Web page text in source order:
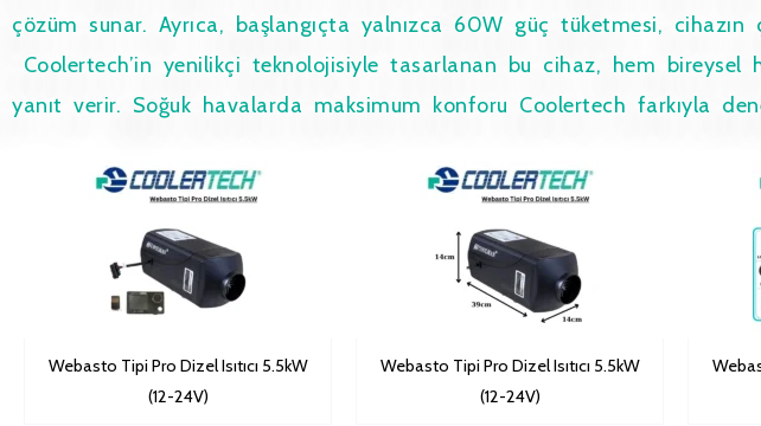
çözüm sunar. Ayrıca, başlangıçta yalnızca 60W güç tüketmesi, cihazın
Coolertech’in yenilikçi teknolojisiyle tasarlanan bu cihaz, hem bireysel
yanıt verir. Soğuk havalarda maksimum konforu Coolertech farkıyla
Webasto Tipi Pro Dizel Isıtıcı 5.5kW
(12-24V)
Webasto Tipi Pro Dizel Isıtıcı 5.5kW
(12-24V)